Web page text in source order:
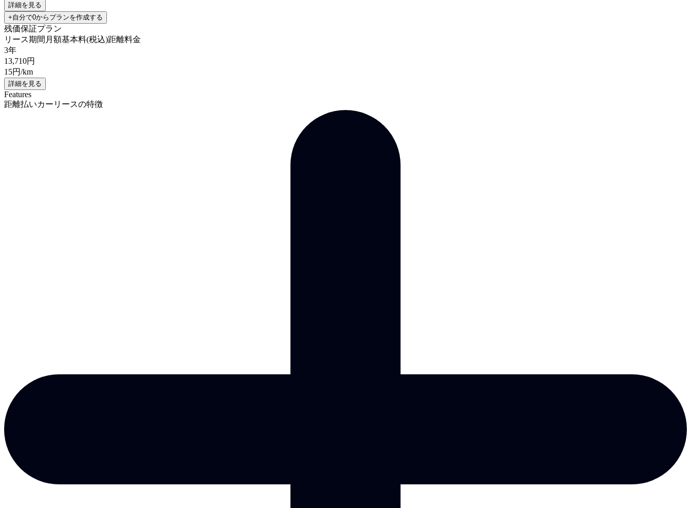
詳細を見る
+自分で0からプランを作成する
残価保証プラン
リース期間 月額基本料(税込)距離料金
3年
13,710円
15円/km
詳細を見る
Features
距離払いカーリースの特徴